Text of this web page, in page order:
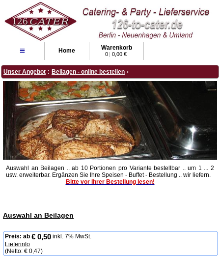
≡ Home Warenkorb
0 | 0,00 €
Unser Angebot : Beilagen - online bestellen ›
Auswahl an Beilagen .. ab 10 Portionen pro Variante bestellbar .. um 1 ... 2
usw. erweiterbar. Ergänzen Sie Ihre Speisen - Buffet - Bestellung .. wir liefern.
Bitte vor Ihrer Bestellung lesen!
Auswahl an Beilagen
Preis: ab € 0,50 inkl. 7% MwSt.
Lieferinfo
(Netto: € 0,47)